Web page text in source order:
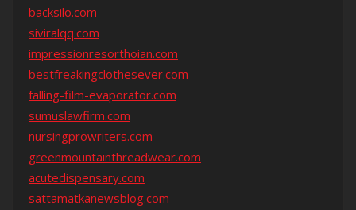
backsilo.com
siviralqq.com
impressionresorthoian.com
bestfreakingclothesever.com
falling-film-evaporator.com
sumuslawfirm.com
nursingprowriters.com
greenmountainthreadwear.com
acutedispensary.com
sattamatkanewsblog.com